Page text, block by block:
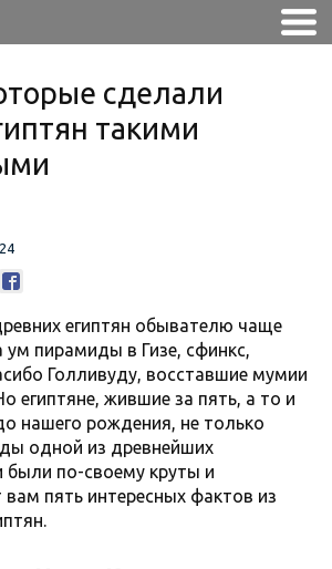
сделали
такими
египтян обывателю чаще
ум пирамиды в Гизе, сфинкс,
Голливуду, восставшие мумии
египтяне, жившие за пять, а то и
нашего рождения, не только
одной из древнейших
были по-своему круты и
пять интересных фактов из